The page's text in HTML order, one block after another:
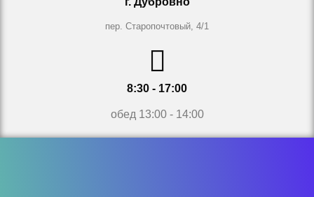
пер. Старопочтовый, 4/1
8:30 - 17:00
обед 13:00 - 14:00